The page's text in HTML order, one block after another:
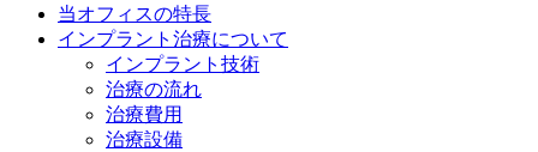
当オフィスの特長
インプラント治療について
インプラント技術
治療の流れ
治療費用
治療設備